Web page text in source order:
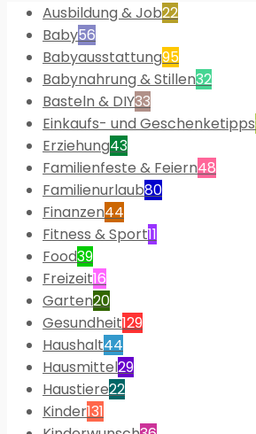
Ausbildung & Job22
Baby56
Babyausstattung95
Babynahrung & Stillen32
Basteln & DIY33
Einkaufs- und Geschenketipps
Erziehung43
Familienfeste & Feiern48
Familienurlaub80
Finanzen44
Fitness & Sport11
Food39
Freizeit16
Garten20
Gesundheit129
Haushalt44
Hausmittel29
Haustiere22
Kinder131